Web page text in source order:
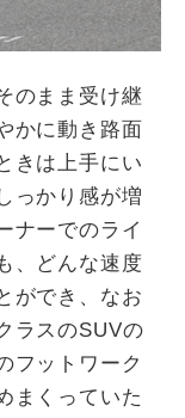
のまま受け継
かに動き路面
きは上手にい
っかり感が増
ナーでのライ
、どんな速度
ができ、なお
ラスのSUVの
フットワーク
まくっていた